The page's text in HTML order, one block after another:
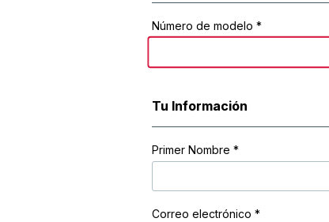
Número de modelo *
Tu Información
Primer Nombre *
Correo electrónico *